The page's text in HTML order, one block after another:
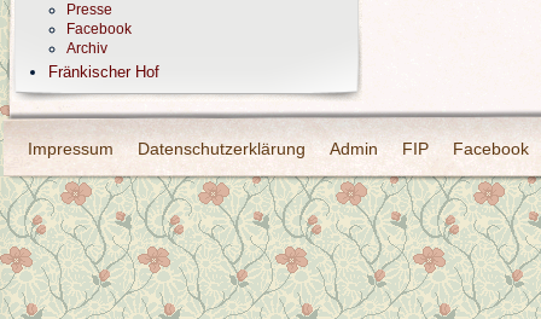
Presse
Facebook
Archiv
Fränkischer Hof
Impressum Datenschutzerklärung Admin FIP Facebook